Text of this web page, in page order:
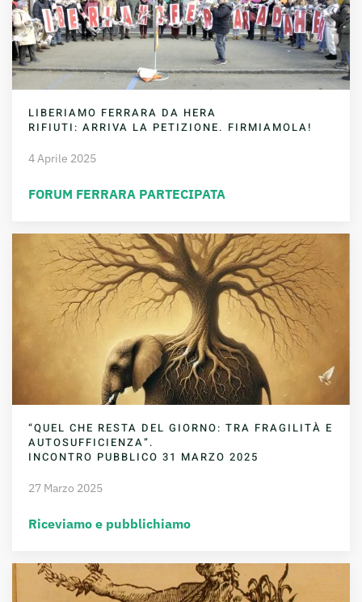
LIBERIAMO FERRARA DA HERA
RIFIUTI: ARRIVA LA PETIZIONE. FIRMIAMOLA!
4 Aprile 2025
FORUM FERRARA PARTECIPATA
“QUEL CHE RESTA DEL GIORNO: TRA FRAGILITÀ E
AUTOSUFFICIENZA”.
INCONTRO PUBBLICO 31 MARZO 2025
27 Marzo 2025
Riceviamo e pubblichiamo